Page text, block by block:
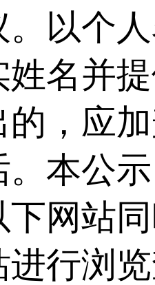
。以个
姓名并
的，应
。本公
下网站
进行浏